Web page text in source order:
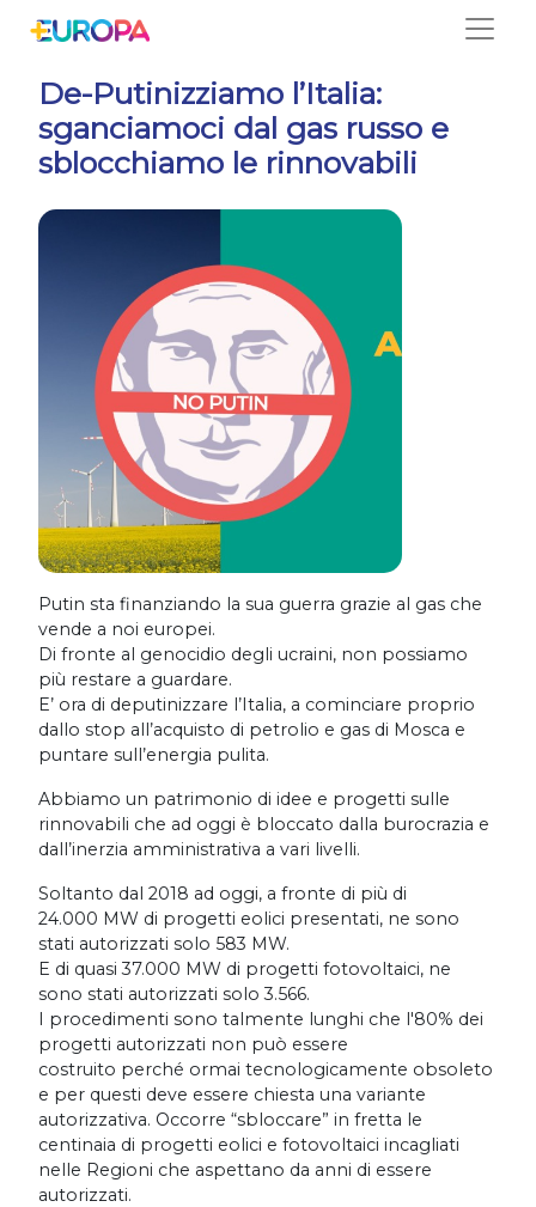
De-Putinizziamo l’Italia:
sganciamoci dal gas russo e
sblocchiamo le rinnovabili
Putin sta finanziando la sua guerra grazie al gas che
vende a noi europei.
Di fronte al genocidio degli ucraini, non possiamo
più restare a guardare.
E’ ora di deputinizzare l’Italia, a cominciare proprio
dallo stop all’acquisto di petrolio e gas di Mosca e
puntare sull’energia pulita.
Abbiamo un patrimonio di idee e progetti sulle
rinnovabili che ad oggi è bloccato dalla burocrazia e
dall’inerzia amministrativa a vari livelli.
Soltanto dal 2018 ad oggi, a fronte di più di
24.000 MW di progetti eolici presentati, ne sono
stati autorizzati solo 583 MW.
E di quasi 37.000 MW di progetti fotovoltaici, ne
sono stati autorizzati solo 3.566.
I procedimenti sono talmente lunghi che l'80% dei
progetti autorizzati non può essere
costruito perché ormai tecnologicamente obsoleto
e per questi deve essere chiesta una variante
autorizzativa. Occorre “sbloccare” in fretta le
centinaia di progetti eolici e fotovoltaici incagliati
nelle Regioni che aspettano da anni di essere
autorizzati.